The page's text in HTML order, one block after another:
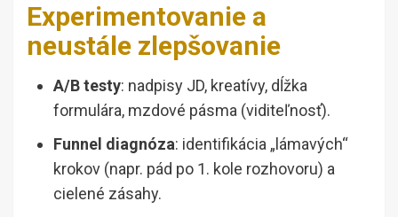
Experimentovanie a
neustále zlepšovanie
A/B testy: nadpisy JD, kreatívy, dĺžka
formulára, mzdové pásma (viditeľnosť).
Funnel diagnóza: identifikácia „lámavých“
krokov (napr. pád po 1. kole rozhovoru) a
cielené zásahy.